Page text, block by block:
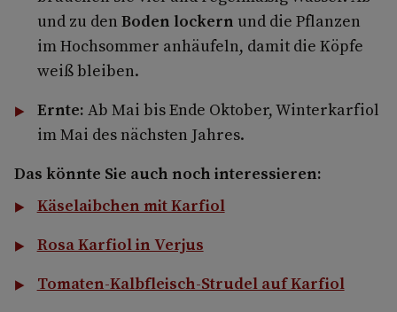
und zu den Boden lockern und die Pflanzen
im Hochsommer anhäufeln, damit die Köpfe
weiß bleiben.
Ernte: Ab Mai bis Ende Oktober, Winterkarfiol
im Mai des nächsten Jahres.
Das könnte Sie auch noch interessieren:
Käselaibchen mit Karfiol
Rosa Karfiol in Verjus
Tomaten-Kalbfleisch-Strudel auf Karfiol